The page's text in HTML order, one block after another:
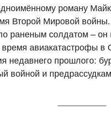
роману
Второй Мировой
раненым солдатом –
авиакатастрофы в
недавнего прошлого:
войной и